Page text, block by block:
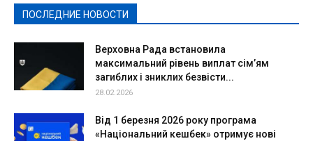
ПОСЛЕДНИЕ НОВОСТИ
Верховна Рада встановила
максимальний рівень виплат сім’ям
загиблих і зниклих безвісти...
28.02.2026
Від 1 березня 2026 року програма
«Національний кешбек» отримує нові